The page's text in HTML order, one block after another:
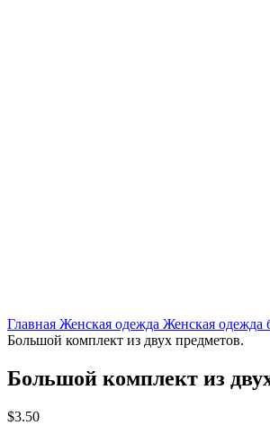
Главная Женская одежда Женская одежда
Большой комплект из двух предметов.
Большой комплект из
$3.50